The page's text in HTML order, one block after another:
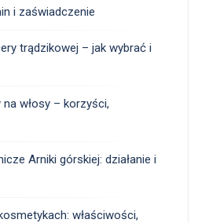
i zaświadczenie
trądzikowej – jak wybrać i
włosy – korzyści,
Arniki górskiej: działanie i
właściwości,